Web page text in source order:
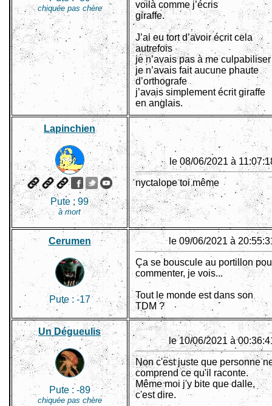
chiquée pas chère
voilà comme j’écris
giraffe.
J’ai eu tort d’avoir écrit cela
autrefois
je n’avais pas à me culpabiliser
je n’avais fait aucune phaute
d’orthografe
j’avais simplement écrit giraffe
en anglais.
Lapinchien
Pute : 99
à mort
le 08/06/2021 à
nyctalope toi même
Cerumen
Pute : -17
le 09/06/2021 à
Ça se bouscule au portillon
commenter, je vois...
Tout le monde est dans son
TDM ?
Un Dégueulis
Pute : -89
chiquée pas chère
le 10/06/2021 à
Non c'est juste que personne
comprend ce qu'il raconte.
Même moi j'y bite que dalle,
c'est dire.